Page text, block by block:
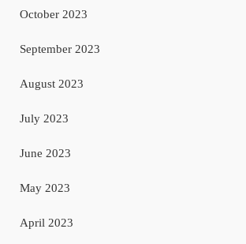
October 2023
September 2023
August 2023
July 2023
June 2023
May 2023
April 2023